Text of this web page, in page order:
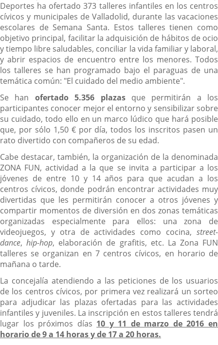
Deportes ha ofertado 373 talleres infantiles en los centros
cívicos y municipales de Valladolid, durante las vacaciones
escolares de Semana Santa. Estos talleres tienen como
objetivo principal, facilitar la adquisición de hábitos de ocio
y tiempo libre saludables, conciliar la vida familiar y laboral,
y abrir espacios de encuentro entre los menores. Todos
los talleres se han programado bajo el paraguas de una
temática común: "El cuidado del medio ambiente".
Se han ofertado 5.356 plazasque permitirán a los
participantes conocer mejor el entorno y sensibilizar sobre
su cuidado, todo ello en un marco lúdico que hará posible
que, por sólo 1,50 € por día, todos los inscritos pasen un
rato divertido con compañeros de su edad.
Cabe destacar, también, la organización de la denominada
ZONA FUN, actividad a la que se invita a participar a los
jóvenes de entre 10 y 14 años para que acudan a los
centros cívicos, donde podrán encontrar actividades muy
divertidas que les permitirán conocer a otros jóvenes y
compartir momentos de diversión en dos zonas temáticas
organizadas especialmente para ellos: una zona de
videojuegos, y otra de actividades como cocina, street-
dance,hip-hop, elaboración de grafitis, etc. La Zona FUN
talleres se organizan en 7 centros cívicos, en horario de
mañana o tarde.
La concejalía atendiendo a las peticiones de los usuarios
de los centros cívicos, por primera vez realizará un sorteo
para adjudicar las plazas ofertadas para las actividades
infantiles y juveniles. La inscripción en estos talleres tendrá
lugar los próximos días 10 y 11 de marzo de 2016 en
horario de 9 a 14 horas y de 17 a 20 horas.